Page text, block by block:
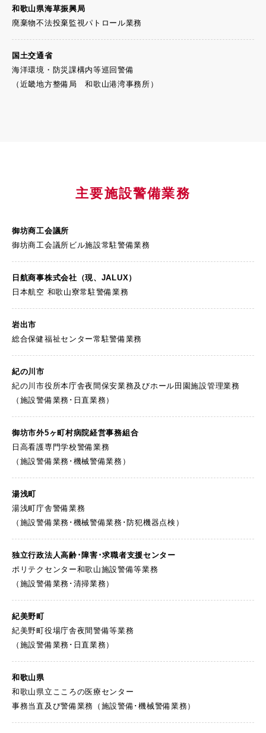
和歌山県海草振興局
廃棄物不法投棄監視パトロール業務
国土交通省
海洋環境・防災課構内等巡回警備
（近畿地方整備局 和歌山港湾事務所）
主要施設警備業務
御坊商工会議所
御坊商工会議所ビル施設常駐警備業務
日航商事株式会社 （現、JALUX）
日本航空 和歌山寮常駐警備業務
岩出市
総合保健福祉センター常駐警備業務
紀の川市
紀の川市役所本庁舎夜間保安業務及びホール田園施設管理業務
（施設警備業務･日直業務）
御坊市外5ヶ町村病院経営事務組合
日高看護専門学校警備業務
（施設警備業務･機械警備業務）
湯浅町
湯浅町庁舎警備業務
（施設警備業務･機械警備業務･防犯機器点検）
独立行政法人高齢･障害･求職者支援センター
ポリテクセンター和歌山施設警備等業務
（施設警備業務･清掃業務）
紀美野町
紀美野町役場庁舎夜間警備等業務
（施設警備業務･日直業務）
和歌山県
和歌山県立こころの医療センター
事務当直及び警備業務（施設警備･機械警備業務）